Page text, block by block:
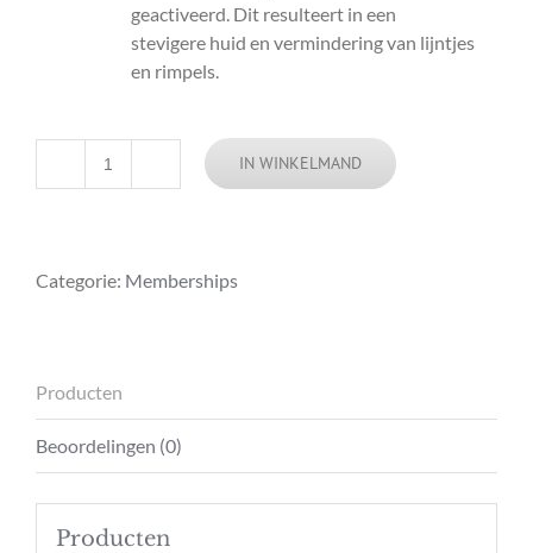
geactiveerd. Dit resulteert in een
stevigere huid en vermindering van lijntjes
en rimpels.
Aantal
IN WINKELMAND
Categorie: Memberships
Producten
Beoordelingen (0)
Producten